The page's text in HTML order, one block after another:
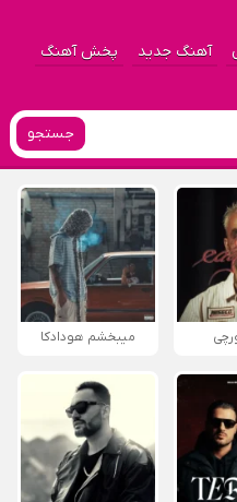
آهنگ جدید پخش آهنگ
جستجو
میبخشم هودادکا